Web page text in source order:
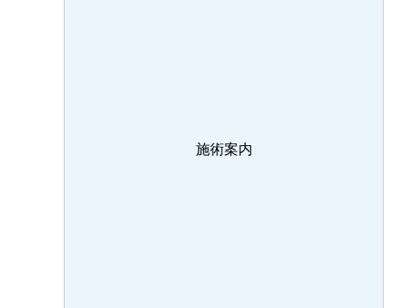
施術案内